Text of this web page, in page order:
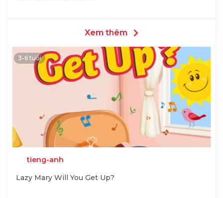
Xem thêm
3-6 tuổi
tieng-anh
Lazy Mary Will You Get Up?